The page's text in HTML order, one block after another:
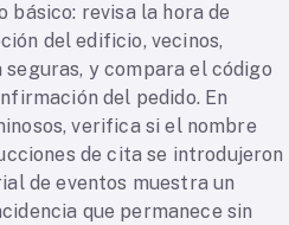
básico: revisa la hora de
del edificio, vecinos,
y compara el código
del pedido. En
verifica si el nombre
de cita se introdujeron
de eventos muestra un
que permanece sin